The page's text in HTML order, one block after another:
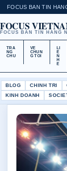
FOCUS BAN TIN
FOCUS
FOCUS BAN TIN HANG
TRA
NG
CHU
VE
CHUN
G TOI
LI
E
N
H
E
BLOG CHINH TRI
KINH DOANH